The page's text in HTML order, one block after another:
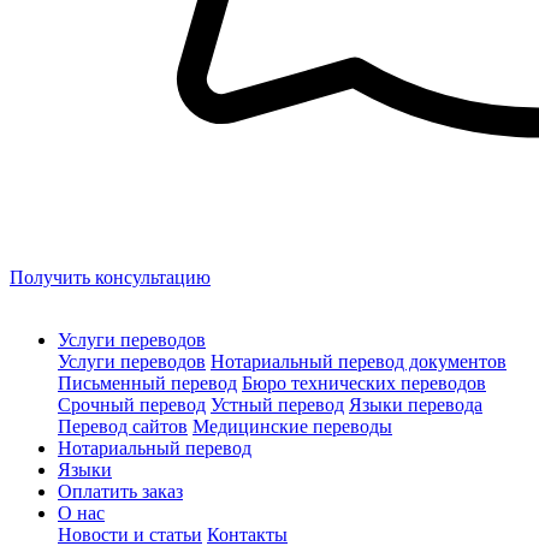
Получить консультацию
Услуги переводов
Услуги переводов Нотариальный перевод документов
Письменный перевод Бюро технических переводов
Срочный перевод Устный перевод Языки перевода
Перевод сайтов Медицинские переводы
Нотариальный перевод
Языки
Оплатить заказ
О нас
Новости и статьи Контакты